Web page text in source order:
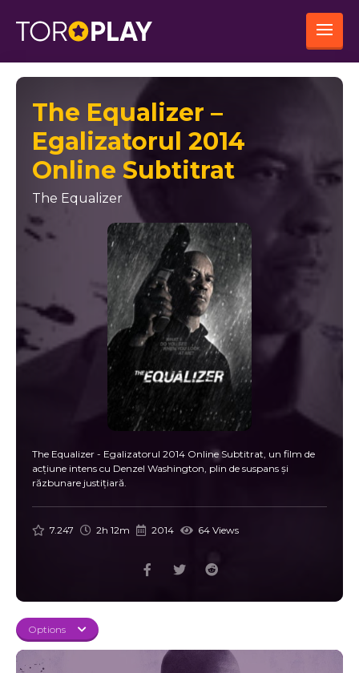
The Equalizer –
Egalizatorul 2014
Online Subtitrat
The Equalizer
The Equalizer - Egalizatorul 2014 Online Subtitrat, un film de
acțiune intens cu Denzel Washington, plin de suspans și
răzbunare justițiară.
7.247 2h 12m 2014 64 Views
Options